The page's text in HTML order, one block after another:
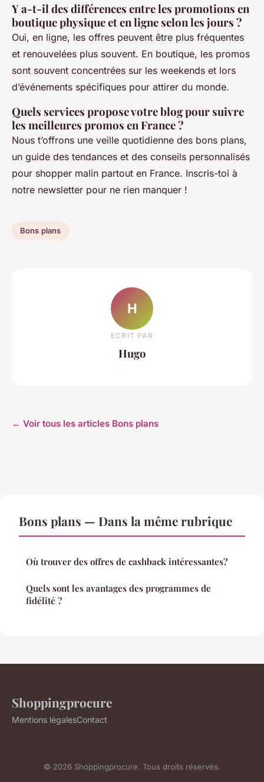
Y a-t-il des différences entre les promotions en
boutique physique et en ligne selon les jours ?
Oui, en ligne, les offres peuvent être plus fréquentes
et renouvelées plus souvent. En boutique, les promos
sont souvent concentrées sur les weekends et lors
d’événements spécifiques pour attirer du monde.
Quels services propose votre blog pour suivre
les meilleures promos en France ?
Nous t’offrons une veille quotidienne des bons plans,
un guide des tendances et des conseils personnalisés
pour shopper malin partout en France. Inscris-toi à
notre newsletter pour ne rien manquer !
Bons plans
H
ECRIT PAR
Hugo
← Voir tous les articles Bons plans
Bons plans — Dans la même rubrique
Où trouver des offres de cashback intéressantes?
Quels sont les avantages des programmes de
fidélité ?
Shoppingprocure
Mentions légalesContact
© 2026 Shoppingprocure. Tous droits réservés.